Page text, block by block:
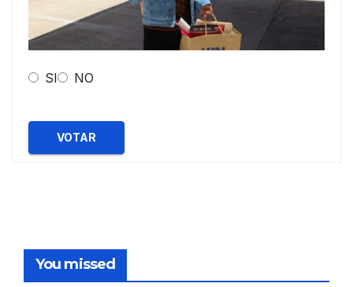
SI NO
VOTAR
You missed